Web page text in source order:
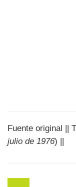
Fuente original ||
julio de 1976) ||